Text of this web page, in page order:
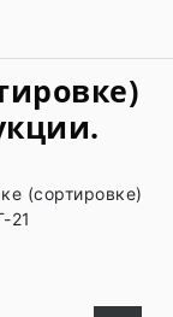
(сортировке)
21